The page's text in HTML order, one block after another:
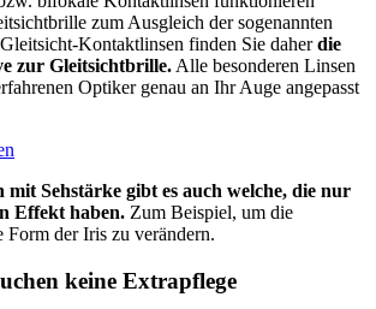
zum Ausgleich der sogenannten
Kontaktlinsen finden Sie daherdie
zur Gleitsichtbrille. Alle besonderen Linsen
Optiker genau an Ihr Auge angepasst
Sehstärke gibt es auch welche, die nur
Effekt haben. Zum Beispiel, um die
Form der Iris zu verändern.
keine Extrapflege